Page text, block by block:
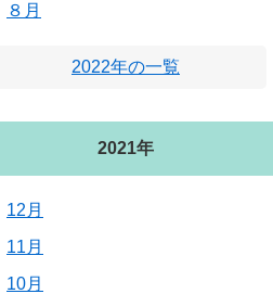
８月
2022年の一覧
2021年
12月
11月
10月